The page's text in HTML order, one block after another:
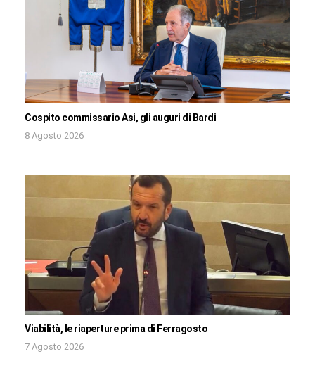
Cospito commissario Asi, gli auguri di Bardi
8 Agosto 2026
Viabilità, le riaperture prima di Ferragosto
7 Agosto 2026